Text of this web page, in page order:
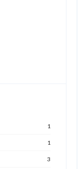
1
1
3